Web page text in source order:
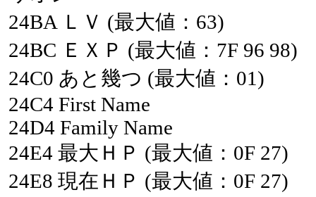
24BA ＬＶ (最大値：63)
24BC ＥＸＰ (最大値：7F 96 98)
24C0 あと幾つ (最大値：01)
24C4 First Name
24D4 Family Name
24E4 最大ＨＰ (最大値：0F 27)
24E8 現在ＨＰ (最大値：0F 27)